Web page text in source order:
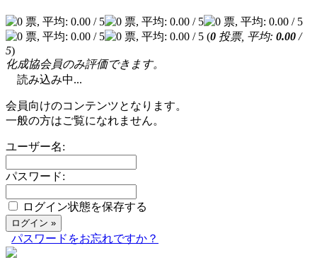
(0 投票, 平均: 0.00 /
5)
化成協会員のみ評価できます。
読み込み中...
会員向けのコンテンツとなります。
一般の方はご覧になれません。
ユーザー名:
パスワード:
ログイン状態を保存する
パスワードをお忘れですか？